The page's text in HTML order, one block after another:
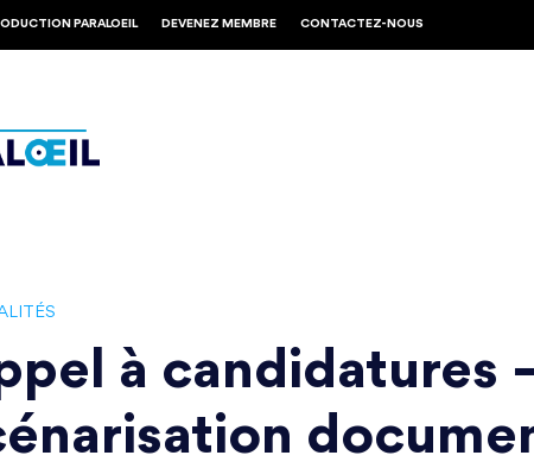
PARALOEIL DEVENEZ MEMBRE CONTACTEZ-NOUS
à candidatures